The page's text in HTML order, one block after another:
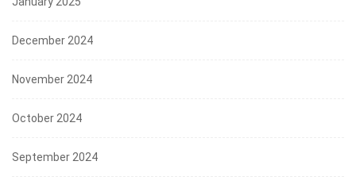
December 2024
November 2024
October 2024
September 2024